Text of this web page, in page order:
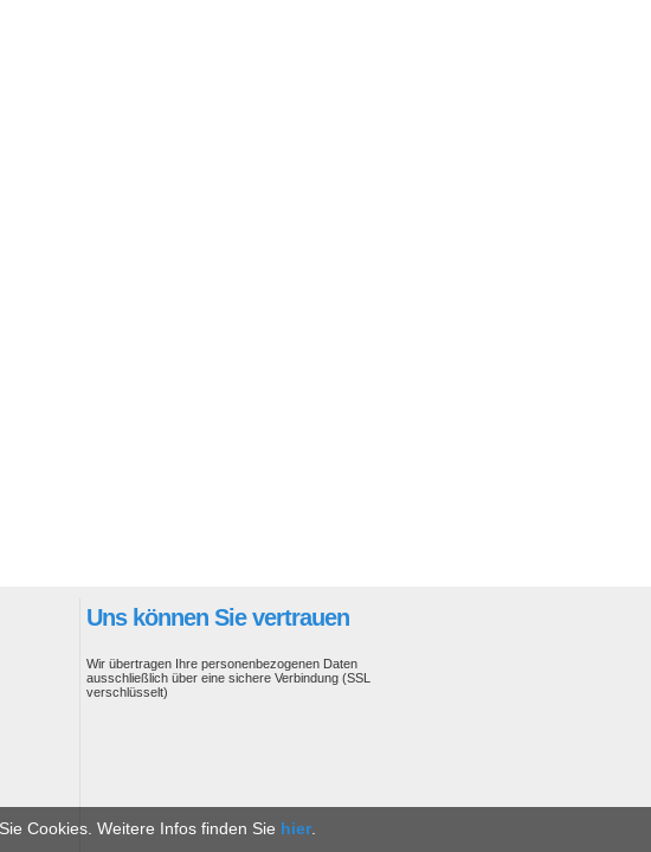
Uns können Sie vertrauen
Wir übertragen Ihre personenbezogenen Daten
ausschließlich über eine sichere Verbindung (SSL
verschlüsselt)
Cookies. Weitere Infos finden Sie hier.